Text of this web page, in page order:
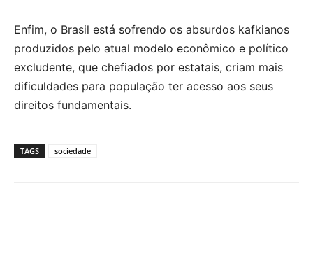
Enfim, o Brasil está sofrendo os absurdos kafkianos
produzidos pelo atual modelo econômico e político
excludente, que chefiados por estatais, criam mais
dificuldades para população ter acesso aos seus
direitos fundamentais.
TAGS sociedade